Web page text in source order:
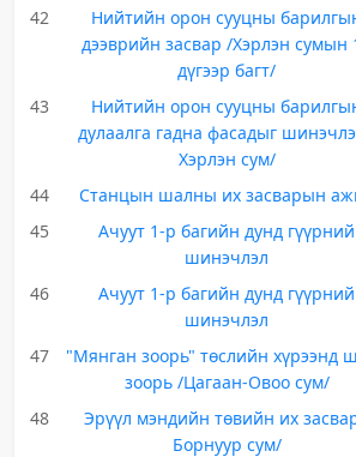
42
Нийтийн орон сууцны
дээврийн засвар /Хэрлэн сумын
дүгээр багт/
43
Нийтийн орон сууцны
дулаалга гадна фасадыг
Хэрлэн сум/
44 Станцын шалны их засварын
45
Ачуут 1-р багийн дунд гүүрний
шинэчлэл
46
Ачуут 1-р багийн дунд гүүрний
шинэчлэл
47
"Мянган зоорь" төслийн хүрээнд
зоорь /Цагаан-Овоо сум/
48
Эрүүл мэндийн төвийн их
Борнуур сум/